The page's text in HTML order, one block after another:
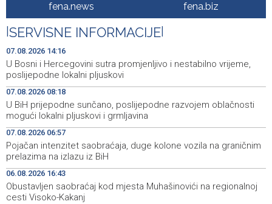
Galerija ULUPUBiH otvara novu izlagačku sezonu,
predstavlja novi izlagački program
19:44 Faris Dževahirić novi nogometaš Veleža
19:21 Announcement of events for Saturday, 8 August 2026
19:10
Rudari Milanovića ubijedili da ode kući, Memčić se već
ponovo vratio u jamu 'Raspotočje'
19:03
Sarajevo Film Festival presents Kinoscope and
Kinoscope Surreal programs
19:00
fena.news fena.biz
SERVISNE INFORMACIJE
07.08.2026 14:16
U Bosni i Hercegovini sutra promjenljivo i nestabilno vrijeme,
poslijepodne lokalni pljuskovi
07.08.2026 08:18
U BiH prijepodne sunčano, poslijepodne razvojem oblačnosti
mogući lokalni pljuskovi i grmljavina
07.08.2026 06:57
Pojačan intenzitet saobraćaja, duge kolone vozila na graničnim
prelazima na izlazu iz BiH
06.08.2026 16:43
Obustavljen saobraćaj kod mjesta Muhašinovići na regionalnoj
cesti Visoko-Kakanj